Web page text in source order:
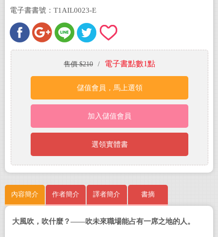
電子書書號：T1AIL0023-E
售價 $210 / 電子書點數1點
儲值會員，馬上選領
加入儲值會員
選領實體書
內容簡介 作者簡介 譯者簡介 書摘
大風吹，吹什麼？――吹未來職場能占有一席之地的人。